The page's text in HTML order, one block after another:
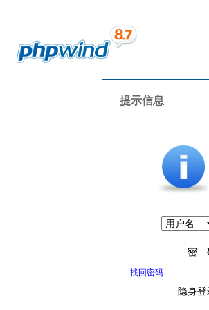
提示信息
密
找回密码
隐身登